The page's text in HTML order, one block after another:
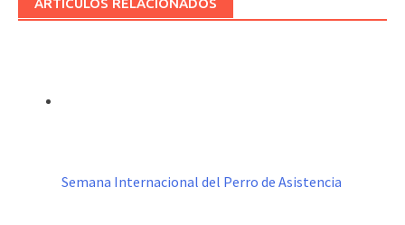
Semana Internacional del Perro de Asistencia